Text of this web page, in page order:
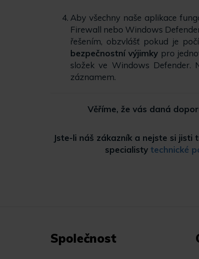
Aby všechny naše aplikace
Firewall nebo Windows
řešením, obzvlášť pokud je
bezpečnostní výjimky pro
složek ve Windows Defender.
záznamem.
Věříme, že vás daná
Jste-li náš zákazník a nejste si
specialisty technické
Společnost